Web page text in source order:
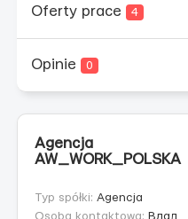
Oferty prace 4
Opinie 0
Agencja
AW_WORK_POLSKA
Typ spółki: Agencja
Osoba kontaktowa: Влад